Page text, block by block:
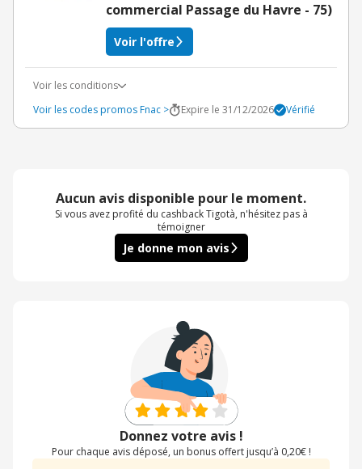
commercial Passage du Havre - 75)
Voir l'offre
Voir les conditions
Voir les codes promos Fnac >
Expire le 31/12/2026 Vérifié
Aucun avis disponible pour le moment.
Si vous avez profité du cashback Tigotà, n'hésitez pas à
témoigner
Je donne mon avis
Donnez votre avis !
Pour chaque avis déposé, un bonus offert jusqu’à 0,20€ !